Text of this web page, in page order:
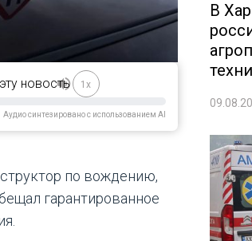
новость 1x
Аудио синтезировано с использованием AI
по вождению,
гарантированное
В